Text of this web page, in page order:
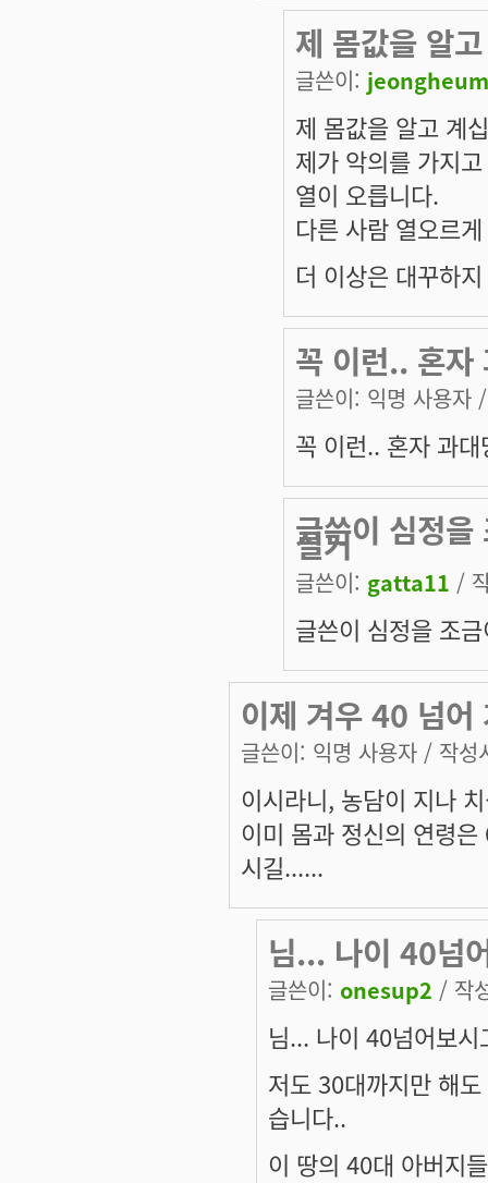
제 몸값을 알
글쓴이:
제 몸값을 알고 계
제가 악의를 가지
열이 오릅니다.
다른 사람 열오르
더 이상은 대꾸하
꼭 이런.. 혼자
글쓴이: 익명 사용자
꼭 이런.. 혼자 과
글쓴이 심정을
실거
글쓴이: gatta11 /
글쓴이 심정을 조
이제 겨우 40 넘어
글쓴이: 익명 사용자 / 작성
이시라니, 농담이 지나
이미 몸과 정신의 연령
시길......
님... 나이 40넘
글쓴이: onesup2 / 작
님... 나이 40넘어보
저도 30대까지만 해
습니다..
이 땅의 40대 아버지